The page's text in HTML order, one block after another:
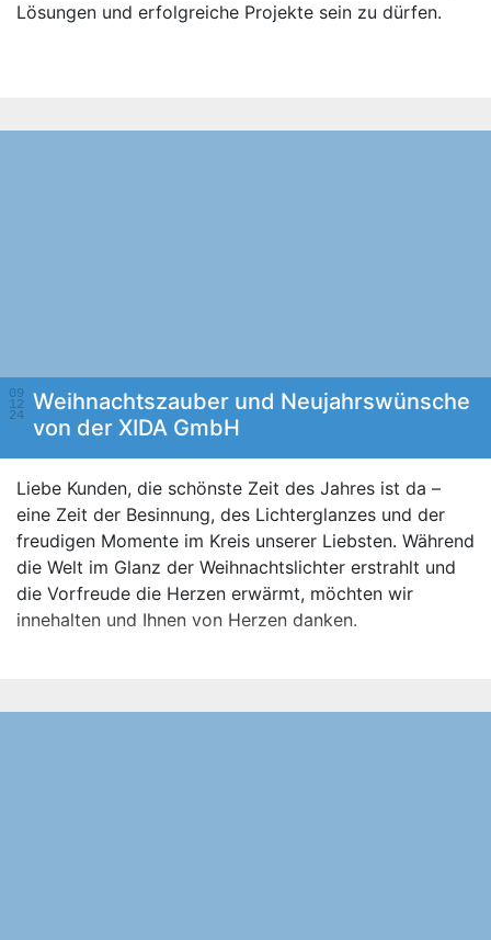
Lösungen und erfolgreiche Projekte sein zu dürfen.
09
12
24
Weihnachtszauber und Neujahrswünsche
von der XIDA GmbH
Liebe Kunden, die schönste Zeit des Jahres ist da –
eine Zeit der Besinnung, des Lichterglanzes und der
freudigen Momente im Kreis unserer Liebsten. Während
die Welt im Glanz der Weihnachtslichter erstrahlt und
die Vorfreude die Herzen erwärmt, möchten wir
innehalten und Ihnen von Herzen danken.